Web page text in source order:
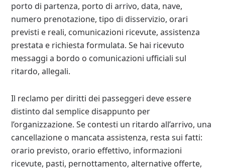
porto di partenza, porto di arrivo, data, nave,
numero prenotazione, tipo di disservizio, orari
previsti e reali, comunicazioni ricevute, assistenza
prestata e richiesta formulata. Se hai ricevuto
messaggi a bordo o comunicazioni ufficiali sul
ritardo, allegali.
Il reclamo per diritti dei passeggeri deve essere
distinto dal semplice disappunto per
l’organizzazione. Se contesti un ritardo all’arrivo, una
cancellazione o mancata assistenza, resta sui fatti:
orario previsto, orario effettivo, informazioni
ricevute, pasti, pernottamento, alternative offerte,